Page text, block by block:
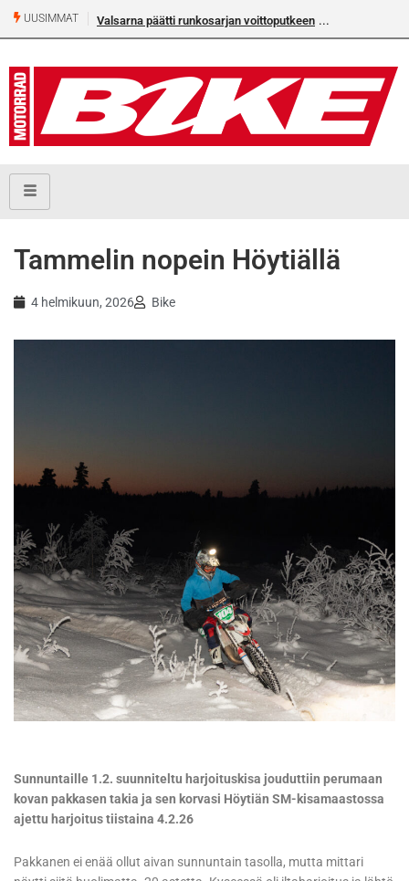
UUSIMMAT Valsarna päätti runkosarjan voittoputkeen
Tammelin nopein Höytiällä
4 helmikuun, 2026 Bike
Sunnuntaille 1.2. suunniteltu harjoituskisa jouduttiin perumaan
kovan pakkasen takia ja sen korvasi Höytiän SM-kisamaastossa
ajettu harjoitus tiistaina 4.2.26
Pakkanen ei enää ollut aivan sunnuntain tasolla, mutta mittari